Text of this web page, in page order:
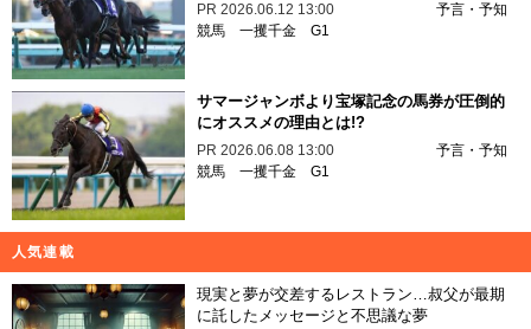
PR 2026.06.12 13:00
予言・予知
競馬 一攫千金 G1
サマージャンボより宝塚記念の馬券が圧倒的
にオススメの理由とは!?
PR 2026.06.08 13:00
予言・予知
競馬 一攫千金 G1
人気連載
現実と夢が交差するレストラン…叔父が最期
に託したメッセージと不思議な夢